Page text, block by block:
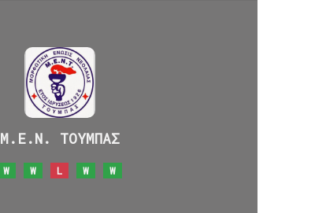
Μ.Ε.Ν. ΤΟΥΜΠΑΣ
W W L W W